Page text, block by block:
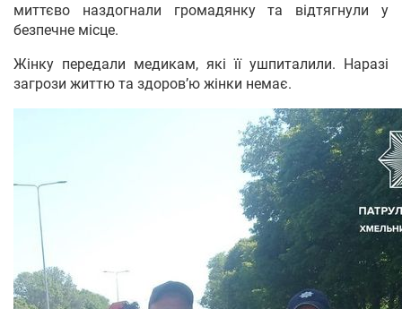
миттєво наздогнали громадянку та відтягнули у
безпечне місце.
Жінку передали медикам, які її ушпиталили. Наразі
загрози життю та здоров’ю жінки немає.